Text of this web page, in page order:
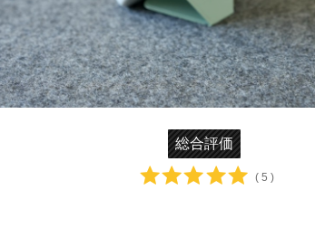
総合評価
( 5 )